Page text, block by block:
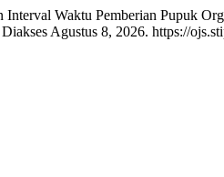
Waktu Pemberian Pupuk
Agustus 8, 2026. https://